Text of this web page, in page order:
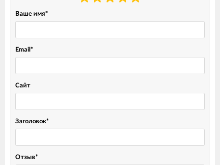
Ваше имя*
Email *
Сайт
Заголовок*
Отзыв*